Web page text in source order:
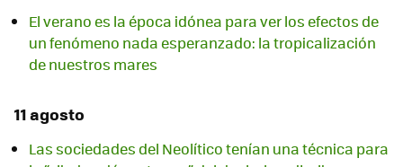
El verano es la época idónea para ver los efectos de
un fenómeno nada esperanzado: la tropicalización
de nuestros mares
11 agosto
Las sociedades del Neolítico tenían una técnica para